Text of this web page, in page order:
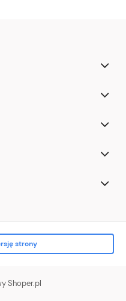
strony
Shoper.pl